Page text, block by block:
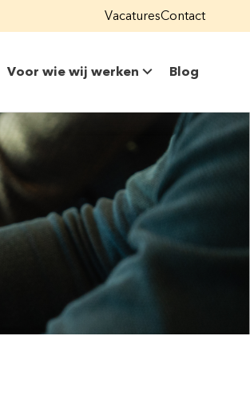
VacaturesContact
Voor wie wij werken Blog